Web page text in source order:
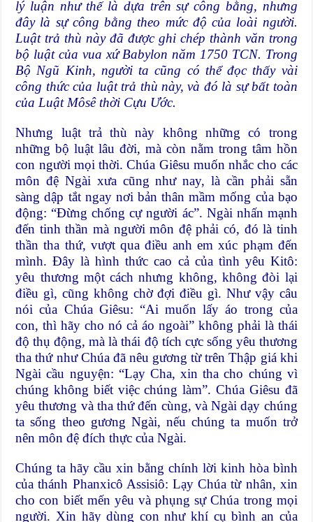
lý luận như thế là dựa trên sự công bằng, nhưng
đây là sự công bằng theo mức độ của loài người.
Luật trả thù này đã được ghi chép thành văn trong
bộ luật của vua xứ Babylon năm 1750 TCN. Trong
Bộ Ngũ Kinh, người ta cũng có thể đọc thấy vài
công thức của luật trả thù này, và đó là sự bất toàn
của Luật Môsê thời Cựu Ước.
Nhưng luật trả thù này không những có trong
những bộ luật lâu đời, mà còn nằm trong tâm hồn
con người mọi thời. Chúa Giêsu muốn nhắc cho các
môn đệ Ngài xưa cũng như nay, là cần phải sẵn
sàng dập tắt ngay nơi bản thân mầm mống của bạo
động: “Ðừng chống cự người ác”. Ngài nhấn mạnh
đến tinh thần mà người môn đệ phải có, đó là tinh
thần tha thứ, vượt qua điều anh em xúc phạm đến
mình. Ðây là hình thức cao cả của tình yêu Kitô:
yêu thương một cách nhưng không, không đòi lại
điều gì, cũng không chờ đợi điều gì. Như vậy câu
nói của Chúa Giêsu: “Ai muốn lấy áo trong của
con, thì hãy cho nó cả áo ngoài” không phải là thái
độ thụ động, mà là thái độ tích cực sống yêu thương
tha thứ như Chúa đã nêu gương từ trên Thập giá khi
Ngài cầu nguyện: “Lạy Cha, xin tha cho chúng vì
chúng không biết việc chúng làm”. Chúa Giêsu đã
yêu thương và tha thứ đến cùng, và Ngài dạy chúng
ta sống theo gương Ngài, nếu chúng ta muốn trở
nên môn đệ đích thực của Ngài.
Chúng ta hãy cầu xin bằng chính lời kinh hòa bình
của thánh Phanxicô Assisiô: Lạy Chúa từ nhân, xin
cho con biết mến yêu và phụng sự Chúa trong mọi
người. Xin hãy dùng con như khí cụ bình an của